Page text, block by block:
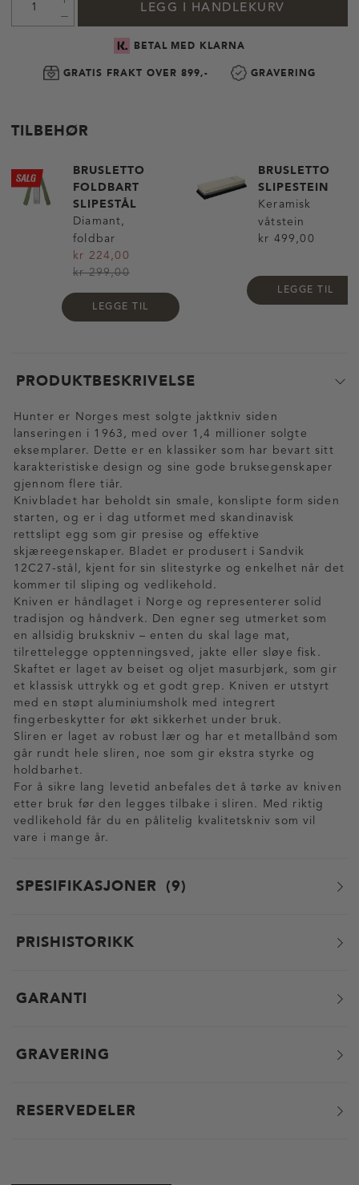
LEGG I HANDLEKURV
BETAL MED KLARNA
GRATIS FRAKT OVER 899,- GRAVERING
TILBEHØR
BRUSLETTO
FOLDBART
SLIPESTÅL
Diamant,
foldbar
kr 224,00
kr 299,00
LEGGE TIL
BRUSLETTO
SLIPESTEIN
Keramisk
våtstein
kr 499,00
LEGGE TIL
PRODUKTBESKRIVELSE
Hunter er Norges mest solgte jaktkniv siden
lanseringen i 1963, med over 1,4 millioner solgte
eksemplarer. Dette er en klassiker som har bevart sitt
karakteristiske design og sine gode bruksegenskaper
gjennom flere tiår.
Knivbladet har beholdt sin smale, konslipte form siden
starten, og er i dag utformet med skandinavisk
rettslipt egg som gir presise og effektive
skjæreegenskaper. Bladet er produsert i Sandvik
12C27-stål, kjent for sin slitestyrke og enkelhet når det
kommer til sliping og vedlikehold.
Kniven er håndlaget i Norge og representerer solid
tradisjon og håndverk. Den egner seg utmerket som
en allsidig brukskniv – enten du skal lage mat,
tilrettelegge opptenningsved, jakte eller sløye fisk.
Skaftet er laget av beiset og oljet masurbjørk, som gir
et klassisk uttrykk og et godt grep. Kniven er utstyrt
med en støpt aluminiumsholk med integrert
fingerbeskytter for økt sikkerhet under bruk.
Sliren er laget av robust lær og har et metallbånd som
går rundt hele sliren, noe som gir ekstra styrke og
holdbarhet.
For å sikre lang levetid anbefales det å tørke av kniven
etter bruk før den legges tilbake i sliren. Med riktig
vedlikehold får du en pålitelig kvalitetskniv som vil
vare i mange år.
SPESIFIKASJONER 9
PRISHISTORIKK
GARANTI
GRAVERING
RESERVEDELER